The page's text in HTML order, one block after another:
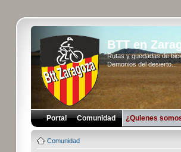
BTT en
Rutas y quedadas de
Demonios del desierto...
Portal Comunidad ¿Quienes
Comunidad